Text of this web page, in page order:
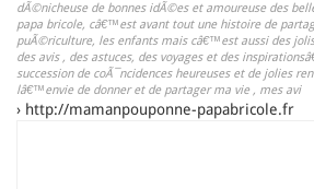
dÃ©nicheuse de bonnes idÃ©es et amoureuse des
papa bricole, câ€™est avant tout une histoire de
puÃ©riculture, les enfants mais câ€™est aussi des
des avis , des astuces, des voyages et des
succession de coÃ¯ncidences heureuses et de jolies
lâ€™envie de donner et de partager ma vie , mes avi
› http://mamanpouponne-papabricole.fr